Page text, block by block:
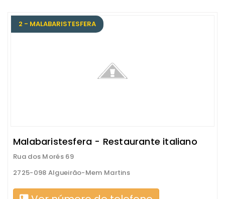
2 - MALABARISTESFERA
Malabaristesfera - Restaurante italiano
Rua dos Morés 69
2725-098 Algueirão-Mem Martins